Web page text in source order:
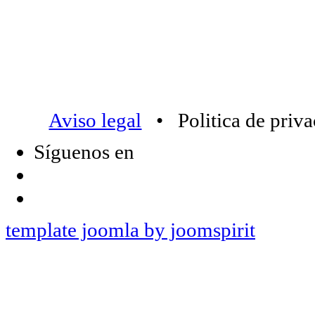
Aviso legal • Politica de
Síguenos en
template joomla by joomspirit